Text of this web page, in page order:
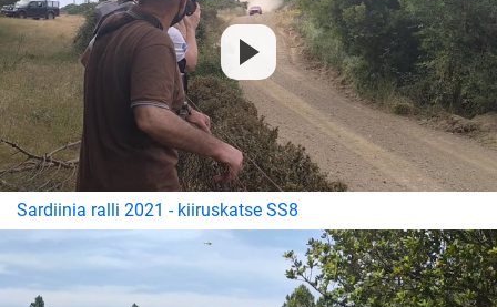
Sardiinia ralli 2021 - kiiruskatse SS8